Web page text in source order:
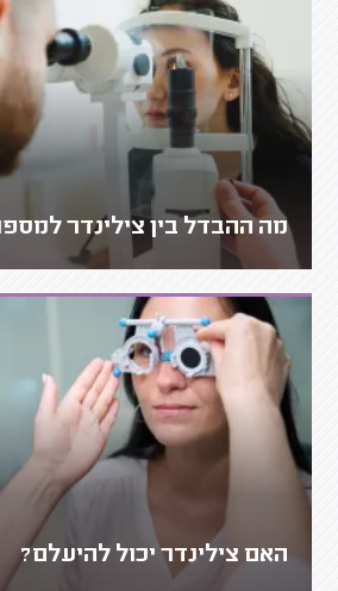
מה ההבדל בין צילינדר
האם צילינדר יכול להיעלם?